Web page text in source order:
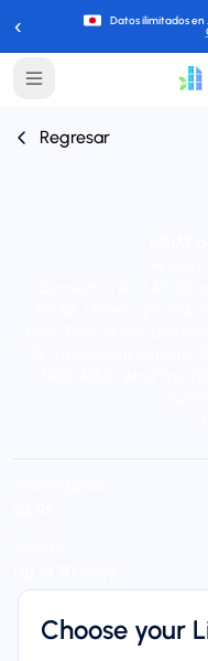
‹ Datos ilimitados en
Regresar
Choose your